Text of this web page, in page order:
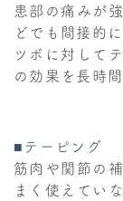
患部の痛みが
どでも間接的
ツボに対して
の効果を長時
■テーピング
筋肉や関節の
まく使えてい